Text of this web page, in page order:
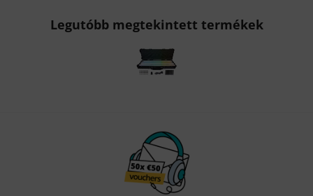
Legutóbb megtekintett termékek